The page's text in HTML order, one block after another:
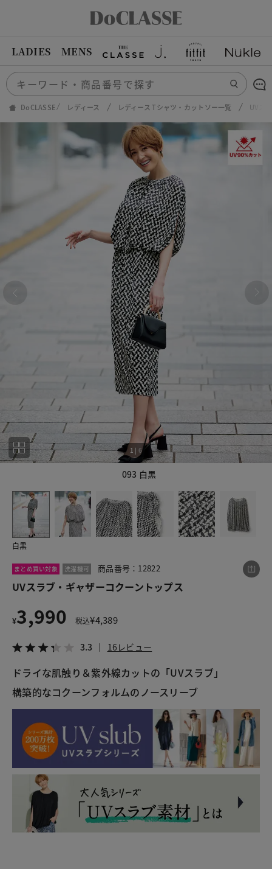
LADIES MENS
DoCLASSE レディース レディース Tシャツ・カットソー一覧 UVス
093 白黒
1 | 6
白黒
1 6
まとめ買い対象 洗濯機可 商品番号：12822
UVスラブ・ギャザーコクーントップス
¥3,990 税込¥4,389
3.3 16レビュー
ドライな肌触り＆紫外線カットの「UVスラブ」
構築的なコクーンフォルムのノースリーブ
この商品をシェアする
UVスラブ・ギャザーコクーントップス
3.3 16レビュー
LINE メール